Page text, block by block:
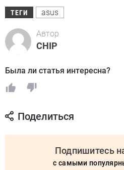
ТЕГИ asus
Автор
CHIP
Была ли статья интересна?
Поделиться
Подпишитесь
с самыми